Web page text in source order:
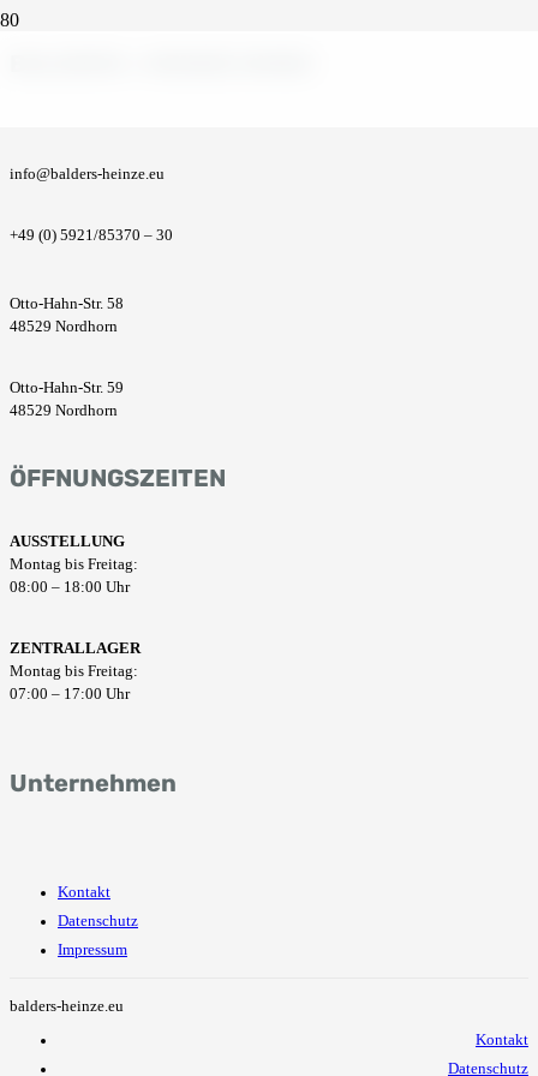
info@balders-heinze.eu
+49 (0) 5921/85370 – 30
Otto-Hahn-Str. 58
48529 Nordhorn
Otto-Hahn-Str. 59
48529 Nordhorn
ÖFFNUNGSZEITEN
AUSSTELLUNG
Montag bis Freitag:
08:00 – 18:00 Uhr
ZENTRALLAGER
Montag bis Freitag:
07:00 – 17:00 Uhr
Unternehmen
Kontakt
Datenschutz
Impressum
balders-heinze.eu
Kontakt
Datenschutz